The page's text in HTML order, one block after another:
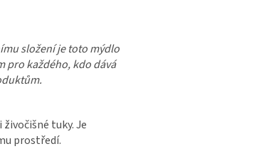
složení je toto mýdlo
pro každého, kdo dává
tuky. Je
prostředí.